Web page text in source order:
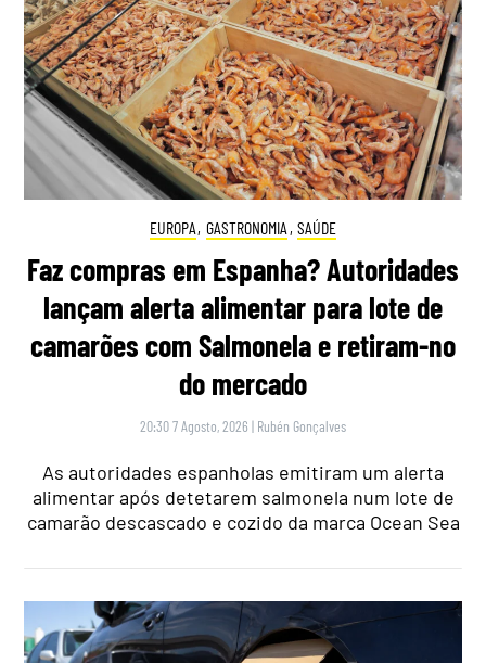
EUROPA, GASTRONOMIA , SAÚDE
Faz compras em Espanha? Autoridades
lançam alerta alimentar para lote de
camarões com Salmonela e retiram-no
do mercado
20:30 7 Agosto, 2026 | Rubén Gonçalves
As autoridades espanholas emitiram um alerta
alimentar após detetarem salmonela num lote de
camarão descascado e cozido da marca Ocean Sea